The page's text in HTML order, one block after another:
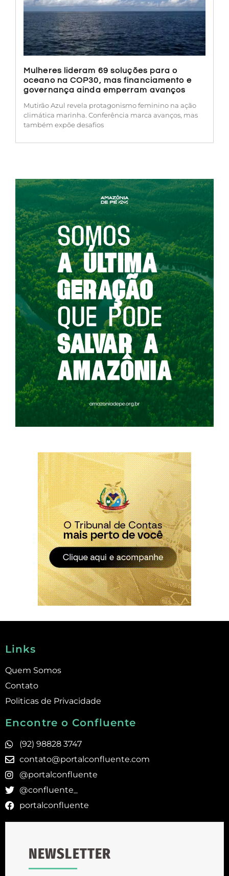
Mulheres lideram 69 soluções para o
oceano na COP30, mas financiamento e
governança ainda emperram avanços
Mutirão Azul revela protagonismo feminino na ação
climática marinha. Conferência marca avanços, mas
também expõe desafios
Links
Quem Somos
Contato
Politicas de Privacidade
Encontre o Confluente
(92) 98828 3747
contato@portalconfluente.com
@portalconfluente
@confluente_
portalconfluente
NEWSLETTER